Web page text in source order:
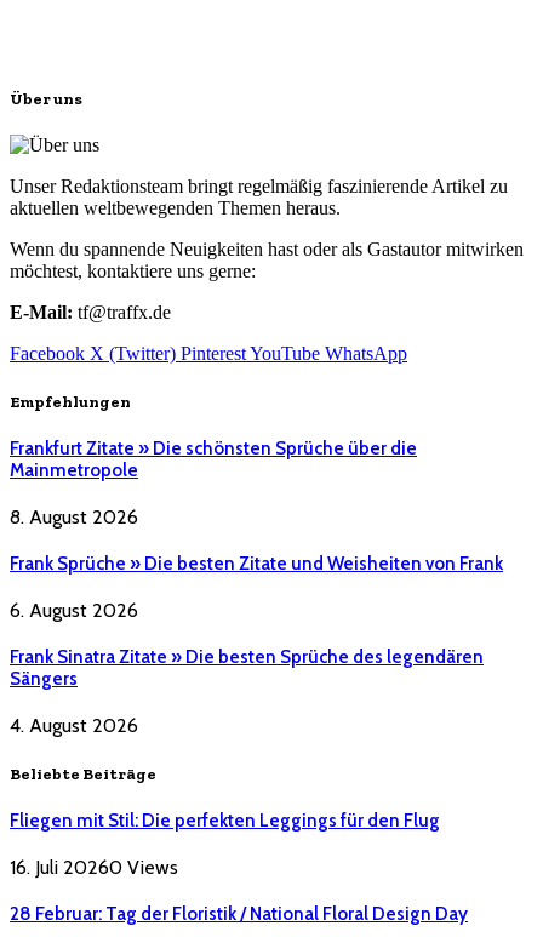
Über uns
Unser Redaktionsteam bringt regelmäßig faszinierende Artikel zu
aktuellen weltbewegenden Themen heraus.
Wenn du spannende Neuigkeiten hast oder als Gastautor mitwirken
möchtest, kontaktiere uns gerne:
E-Mail: tf@traffx.de
Facebook X (Twitter) PinterestYouTube WhatsApp
Empfehlungen
Frankfurt Zitate » Die schönsten Sprüche über die
Mainmetropole
8. August 2026
Frank Sprüche » Die besten Zitate und Weisheiten von Frank
6. August 2026
Frank Sinatra Zitate » Die besten Sprüche des legendären
Sängers
4. August 2026
Beliebte Beiträge
Fliegen mit Stil: Die perfekten Leggings für den Flug
16. Juli 20260 Views
28 Februar: Tag der Floristik / National Floral Design Day